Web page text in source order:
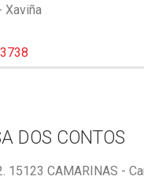
Xaviña
DOS CONTOS
15123 CAMARINAS -